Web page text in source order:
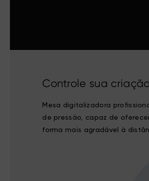
Controle sua
Mesa digitalizadora
de pressão, capaz de
forma mais agradável à